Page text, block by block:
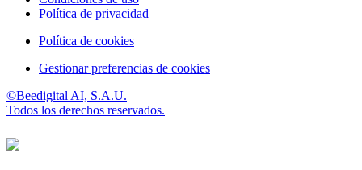
Política de privacidad
Política de cookies
Gestionar preferencias de cookies
©Beedigital AI, S.A.U.
Todos los derechos reservados.